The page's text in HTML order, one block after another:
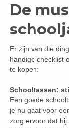
De
Er zijn van die
handige checklist
te kopen:
Schooltassen:
Een goede
je nu gaat voor
zorg ervoor dat hij